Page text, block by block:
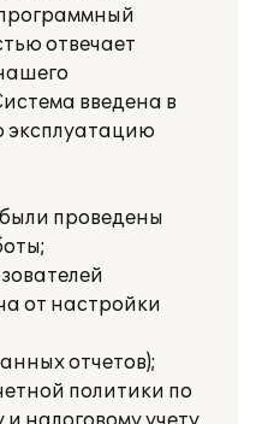
отвечает
введена в
проведены
от настройки
отчетов);
политики по